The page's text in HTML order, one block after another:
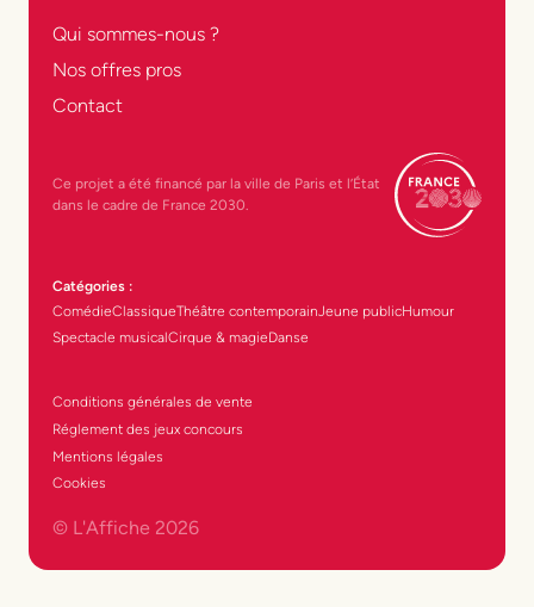
Qui sommes-nous ?
Nos offres pros
Contact
Ce projet a été financé par la ville de Paris et l’État
dans le cadre de France 2030.
Catégories :
ComédieClassiqueThéâtre contemporainJeune publicHumour
Spectacle musicalCirque & magieDanse
Conditions générales de vente
Réglement des jeux concours
Mentions légales
Cookies
© L'Affiche 2026